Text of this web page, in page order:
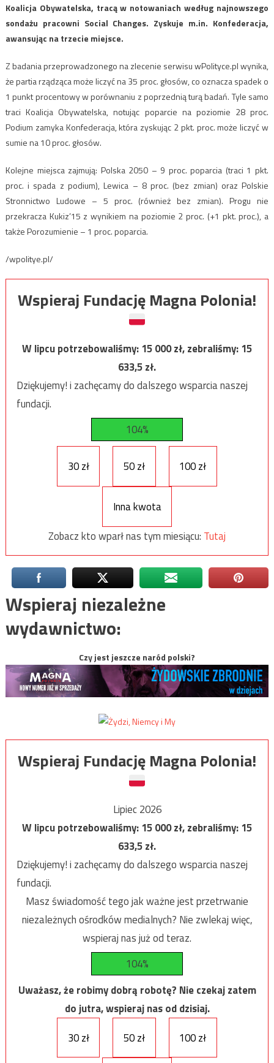
Koalicja Obywatelska, tracą w notowaniach według najnowszego
sondażu pracowni Social Changes. Zyskuje m.in. Konfederacja,
awansując na trzecie miejsce.
Z badania przeprowadzonego na zlecenie serwisu wPolityce.pl wynika,
że partia rządząca może liczyć na 35 proc. głosów, co oznacza spadek o
1 punkt procentowy w porównaniu z poprzednią turą badań. Tyle samo
traci Koalicja Obywatelska, notując poparcie na poziomie 28 proc.
Podium zamyka Konfederacja, która zyskując 2 pkt. proc. może liczyć w
sumie na 10 proc. głosów.
Kolejne miejsca zajmują: Polska 2050 – 9 proc. poparcia (traci 1 pkt.
proc. i spada z podium), Lewica – 8 proc. (bez zmian) oraz Polskie
Stronnictwo Ludowe – 5 proc. (również bez zmian). Progu nie
przekracza Kukiz’15 z wynikiem na poziomie 2 proc. (+1 pkt. proc.), a
także Porozumienie – 1 proc. poparcia.
/wpolitye.pl/
Wspieraj Fundację Magna Polonia!
W lipcu potrzebowaliśmy:15 000zł, zebraliśmy:15
633,5zł.
Dziękujemy! i zachęcamy do dalszego wsparcia naszej
fundacji.
104%
30 zł 50 zł 100 zł
Inna kwota
Zobacz kto wparł nas tym miesiącu: Tutaj
Wspieraj niezależne
wydawnictwo:
Czy jest jeszcze naród polski?
Wspieraj Fundację Magna Polonia!
Lipiec 2026
W lipcu potrzebowaliśmy:15 000zł, zebraliśmy:15
633,5zł.
Dziękujemy! i zachęcamy do dalszego wsparcia naszej
fundacji.
Masz świadomość tego jak ważne jest przetrwanie
niezależnych ośrodków medialnych? Nie zwlekaj więc,
wspieraj nas już od teraz.
104%
Uważasz, że robimy dobrą robotę? Nie czekaj zatem
do jutra, wspieraj nas od dzisiaj.
30 zł
50 zł 100 zł